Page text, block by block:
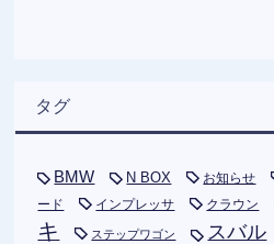
タグ
BMW N BOX お知らせ
ード
インプレッサ クラウン
キ
ステップワゴン スバル